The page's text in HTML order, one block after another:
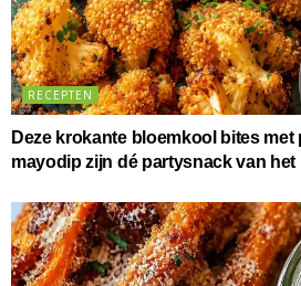
RECEPTEN
Deze krokante bloemkool bites met
mayodip zijn dé partysnack van het